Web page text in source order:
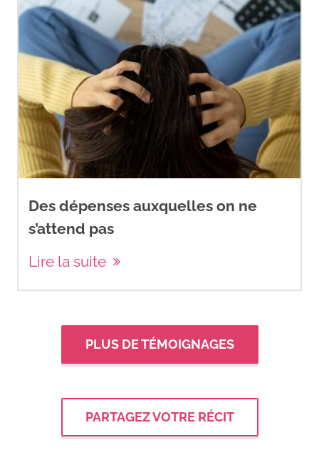
Des dépenses auxquelles on ne
s’attend pas
Lire la suite
PLUS DE TÉMOIGNAGES
PARTAGEZ VOTRE RÉCIT